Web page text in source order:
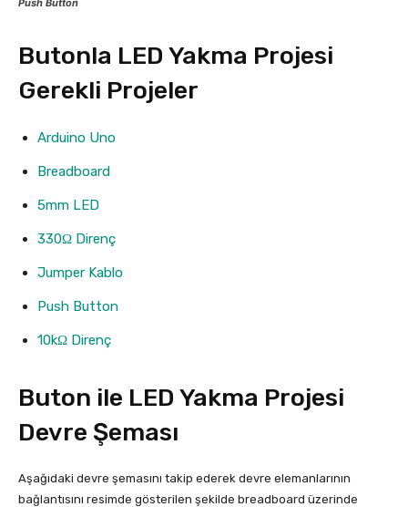
Push Button
Butonla LED Yakma Projesi
Gerekli Projeler
Arduino Uno
Breadboard
5mm LED
330Ω Direnç
Jumper Kablo
Push Button
10kΩ Direnç
Buton ile LED Yakma Projesi
Devre Şeması
Aşağıdaki devre şemasını takip ederek devre elemanlarının
bağlantısını resimde gösterilen şekilde breadboard üzerinde